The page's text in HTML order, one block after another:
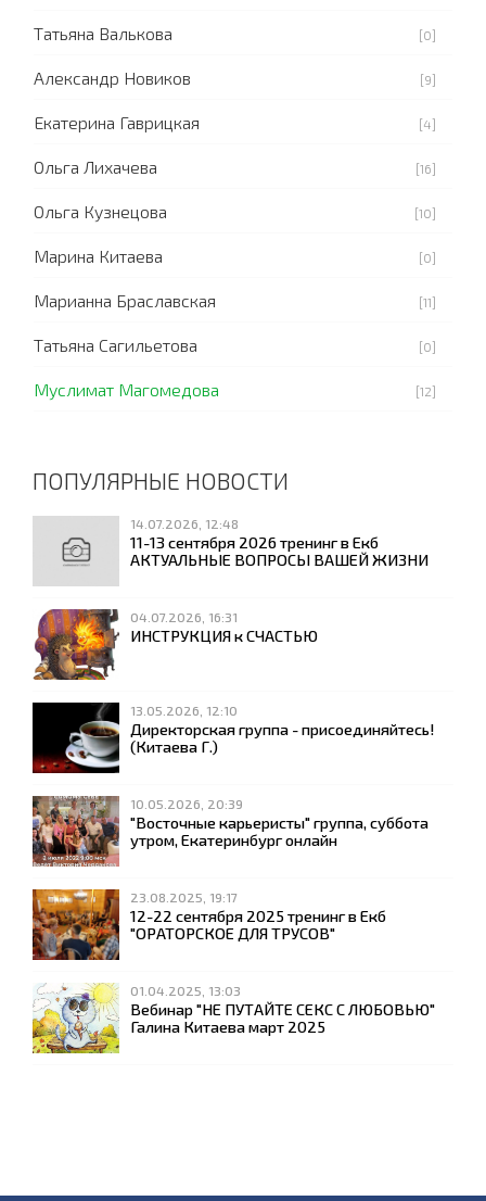
Татьяна Валькова [0]
Александр Новиков [9]
Екатерина Гаврицкая [4]
Ольга Лихачева [16]
Ольга Кузнецова [10]
Марина Китаева [0]
Марианна Браславская [11]
Татьяна Сагильетова [0]
Муслимат Магомедова [12]
ПОПУЛЯРНЫЕ НОВОСТИ
14.07.2026, 12:48
11-13 сентября 2026 тренинг в Екб
АКТУАЛЬНЫЕ ВОПРОСЫ ВАШЕЙ ЖИЗНИ
04.07.2026, 16:31
ИНСТРУКЦИЯ к СЧАСТЬЮ
13.05.2026, 12:10
Директорская группа - присоединяйтесь!
(Китаева Г.)
10.05.2026, 20:39
"Восточные карьеристы" группа, суббота
утром, Екатеринбург онлайн
23.08.2025, 19:17
12-22 сентября 2025 тренинг в Екб
"ОРАТОРСКОЕ ДЛЯ ТРУСОВ"
01.04.2025, 13:03
Вебинар "НЕ ПУТАЙТЕ СЕКС С ЛЮБОВЬЮ"
Галина Китаева март 2025